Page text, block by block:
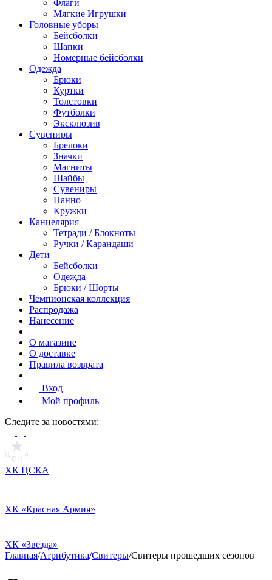
Флаги
Мягкие Игрушки
Головные уборы
Бейсболки
Шапки
Номерные бейсболки
Одежда
Брюки
Куртки
Толстовки
Футболки
Эксклюзив
Сувениры
Брелоки
Значки
Магниты
Шайбы
Сувениры
Панно
Кружки
Канцелярия
Тетради / Блокноты
Ручки / Карандаши
Дети
Бейсболки
Одежда
Брюки / Шорты
Чемпионская коллекция
Распродажа
Нанесение
О магазине
О доставке
Правила возврата
Вход
Мой профиль
Cледите за новостями:
ХК ЦСКА
ХК «Красная Армия»
ХК «Звезда»
Главная/Атрибутика/Свитеры/Свитеры прошедших сезонов